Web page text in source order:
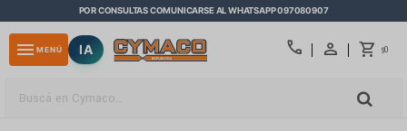
POR CONSULTAS COMUNICARSE AL WHATSAPP 097080907
call $0
menu MENÚ IA
close